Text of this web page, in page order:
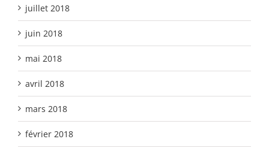
juillet 2018
juin 2018
mai 2018
avril 2018
mars 2018
février 2018